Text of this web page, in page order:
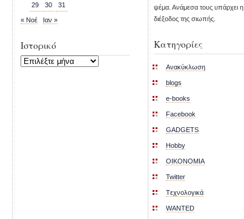
29 30 31
« Νοέ Ιαν »
Ιστορικό
Ιστορικό
ψέμα. Ανάμεσα τους υπάρχει η
διέξοδος της σιωπής.
Kατηγορίες
Aνακύκλωση
blogs
e-books
Facebook
GADGETS
Hobby
OIKONOMIA
Twitter
Tεχνολογικά
WANTED